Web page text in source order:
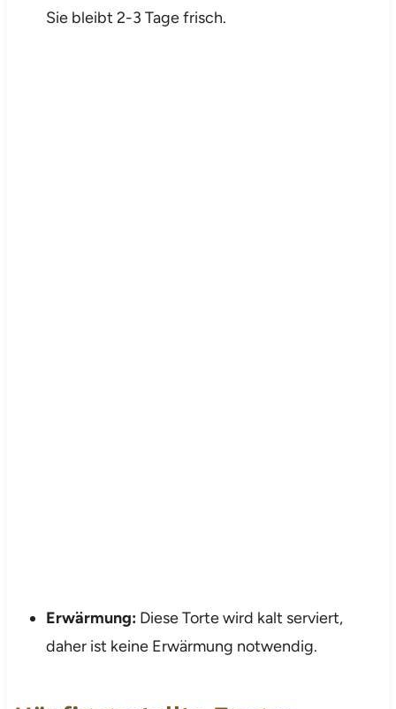
Sie bleibt 2-3 Tage frisch.
Erwärmung:Diese Torte wird kalt serviert,
daher ist keine Erwärmung notwendig.